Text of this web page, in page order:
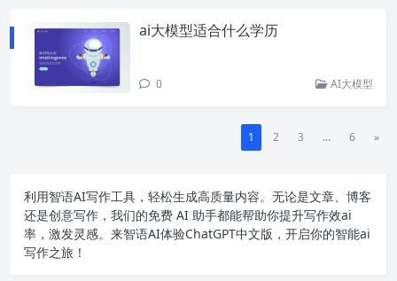
ai大模型适合什么学历
0 AI大模型
1 2 3 ... 6 »
利用智语AI写作工具，轻松生成高质量内容。无论是文章、博客
还是创意写作，我们的免费 AI 助手都能帮助你提升写作效ai
率，激发灵感。来智语AI体验ChatGPT中文版 ，开启你的智能ai
写作之旅！